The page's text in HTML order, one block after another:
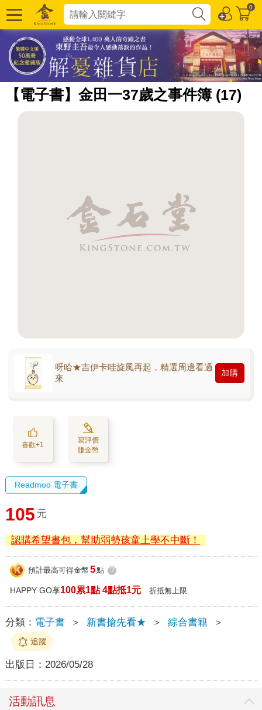
0
【電子書】金田一37歲之事件簿 (17)
呀哈★吉伊卡哇旋風再起，精選周邊看過
來
加購
喜歡+1
寫評價
賺金幣
Readmoo 電子書
105 元
認購希望書包，幫助弱勢孩童上學不中斷！
預計最高可得金幣 5點 ?
HAPPY GO享100累1點 4點抵1元 折抵無上限
分類： 電子書 ＞ 新書搶先看★ ＞ 綜合書籍 ＞
追蹤
出版日： 2026/05/28
活動訊息